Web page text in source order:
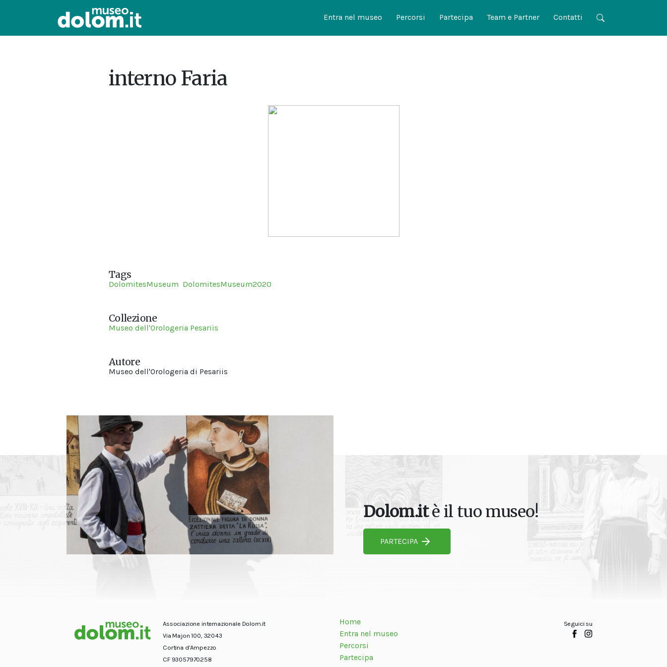
Entra nel museo Percorsi Partecipa Team e Partner Contatti
interno Faria
Tags
DolomitesMuseum DolomitesMuseum2020
Collezione
Museo dell'Orologeria Pesariis
Autore
Museo dell'Orologeria di Pesariis
Dolom.itè il tuo museo!
PARTECIPA
Associazione internazionale Dolom.it
Via Majon 100, 32043
Cortina d’Ampezzo
CF 93057970258
Home
Entra nel museo
Percorsi
Partecipa
Seguici su